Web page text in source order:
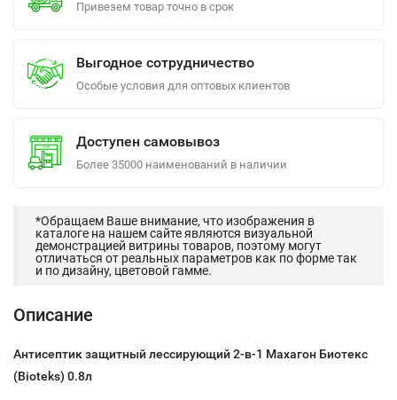
Привезем товар точно в срок
Выгодное сотрудничество
Особые условия для оптовых клиентов
Доступен самовывоз
Более 35000 наименований в наличии
*Обращаем Ваше внимание, что изображения в
каталоге на нашем сайте являются визуальной
демонстрацией витрины товаров, поэтому могут
отличаться от реальных параметров как по форме так
и по дизайну, цветовой гамме.
Описание
Антисептик защитный лессирующий 2-в-1 Махагон Биотекс
(Bioteks) 0.8л